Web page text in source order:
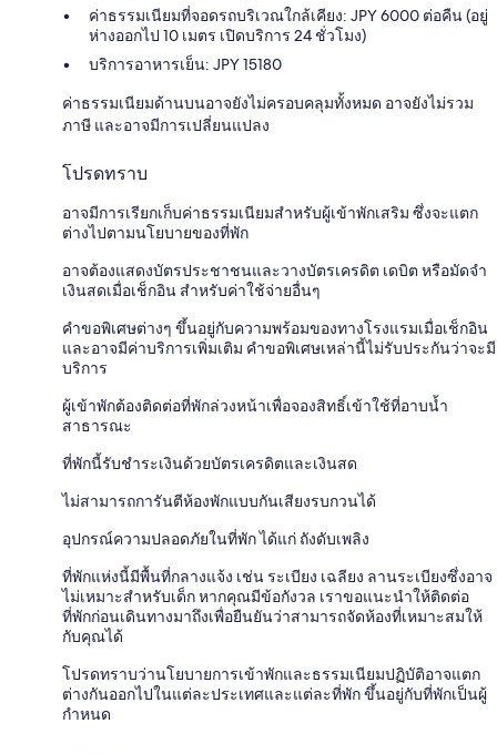
ค่าธรรมเนียมที่จอดรถบริเวณใกล้เคียง: JPY 6000 ต่อคืน (อยู่
ห่างออกไป 10 เมตร เปิดบริการ 24 ชั่วโมง)
บริการอาหารเย็น: JPY 15180
ค่าธรรมเนียมด้านบนอาจยังไม่ครอบคลุมทั้งหมด อาจยังไม่รวม
ภาษี และอาจมีการเปลี่ยนแปลง
โปรดทราบ
อาจมีการเรียกเก็บค่าธรรมเนียมสำหรับผู้เข้าพักเสริม ซึ่งจะแตก
ต่างไปตามนโยบายของที่พัก
อาจต้องแสดงบัตรประชาชนและวางบัตรเครดิต เดบิต หรือมัดจำ
เงินสดเมื่อเช็กอิน สำหรับค่าใช้จ่ายอื่นๆ
คำขอพิเศษต่างๆ ขึ้นอยู่กับความพร้อมของทางโรงแรมเมื่อเช็กอิน
และอาจมีค่าบริการเพิ่มเติม คำขอพิเศษเหล่านี้ไม่รับประกันว่าจะมี
บริการ
ผู้เข้าพักต้องติดต่อที่พักล่วงหน้าเพื่อจองสิทธิ์เข้าใช้ที่อาบน้ำ
สาธารณะ
ที่พักนี้รับชำระเงินด้วยบัตรเครดิตและเงินสด
ไม่สามารถการันตีห้องพักแบบกันเสียงรบกวนได้
อุปกรณ์ความปลอดภัยในที่พัก ได้แก่ ถังดับเพลิง
ที่พักแห่งนี้มีพื้นที่กลางแจ้ง เช่น ระเบียง เฉลียง ลานระเบียงซึ่งอาจ
ไม่เหมาะสำหรับเด็ก หากคุณมีข้อกังวล เราขอแนะนำให้ติดต่อ
ที่พักก่อนเดินทางมาถึงเพื่อยืนยันว่าสามารถจัดห้องที่เหมาะสมให้
กับคุณได้
โปรดทราบว่านโยบายการเข้าพักและธรรมเนียมปฏิบัติอาจแตก
ต่างกันออกไปในแต่ละประเทศและแต่ละที่พัก ขึ้นอยู่กับที่พักเป็นผู้
กำหนด